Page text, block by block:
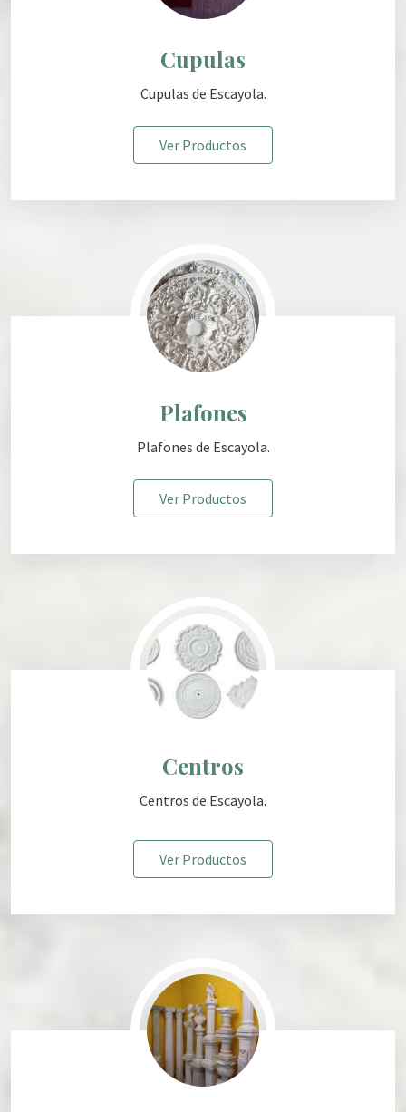
Cupulas
Cupulas de Escayola.
Ver Productos
Plafones
Plafones de Escayola.
Ver Productos
Centros
Centros de Escayola.
Ver Productos